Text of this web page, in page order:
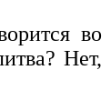
во
Нет,